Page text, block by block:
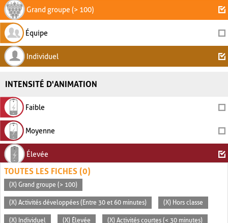
Grand groupe (> 100)
Équipe
Individuel
INTENSITÉ D'ANIMATION
Faible
Moyenne
Élevée
TOUTES LES FICHES (0)
(X) Grand groupe (> 100)
(X) Activités développées (Entre 30 et 60 minutes) (X) Hors classe
(X) Individuel (X) Élevée (X) Activités courtes (< 30 minutes)